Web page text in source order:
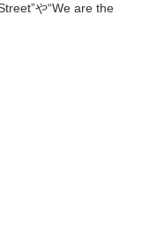
や“We are the